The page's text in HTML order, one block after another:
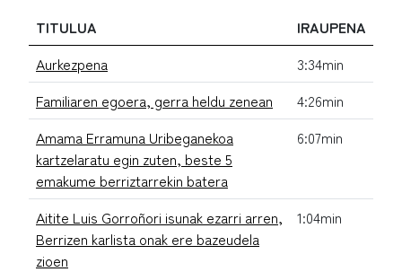
TITULUA
IRAUPENA
Aurkezpena
3:34min
Familiaren egoera, gerra heldu zenean
4:26min
Amama Erramuna Uribeganekoa
kartzelaratu egin zuten, beste 5
emakume berriztarrekin batera
6:07min
Aitite Luis Gorroñori isunak ezarri arren,
Berrizen karlista onak ere bazeudela
zioen
1:04min